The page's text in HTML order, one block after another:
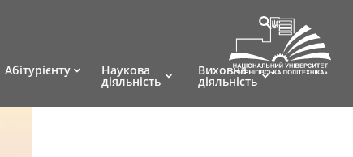
Абітурієнту Наукова
діяльність
Виховна
діяльність